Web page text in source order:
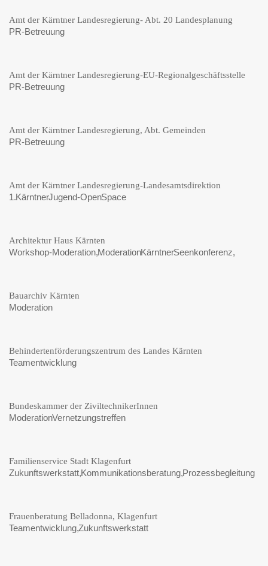
Amt der Kärntner Landesregierung- Abt. 20 Landesplanung
PR-Betreuung
Amt der Kärntner Landesregierung-EU-Regionalgeschäftsstelle
PR-Betreuung
Amt der Kärntner Landesregierung, Abt. Gemeinden
PR-Betreuung
Amt der Kärntner Landesregierung-Landesamtsdirektion
1. Kärntner Jugend-Open Space
Architektur Haus Kärnten
Workshop-Moderation, Moderation Kärntner Seenkonferenz,
Bauarchiv Kärnten
Moderation
Behindertenförderungszentrum des Landes Kärnten
Teamentwicklung
Bundeskammer der ZiviltechnikerInnen
Moderation Vernetzungstreffen
Familienservice Stadt Klagenfurt
Zukunftswerkstatt, Kommunikationsberatung, Prozessbegleitung
Frauenberatung Belladonna, Klagenfurt
Teamentwicklung, Zukunftswerkstatt